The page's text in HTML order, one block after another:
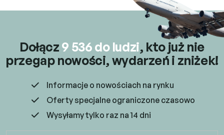
Dołącz9 536 do ludzi, kto już nie
przegap nowości, wydarzeń i zniżek!
Informacje o nowościach na rynku
Oferty specjalne ograniczone czasowo
Wysyłamy tylko raz na 14 dni